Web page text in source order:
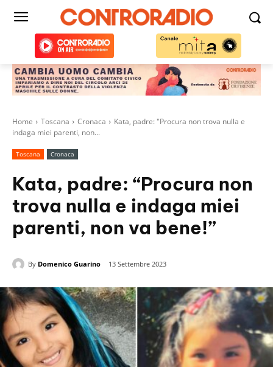
Home Toscana Cronaca
Kata, padre: "Procura non trova nulla e
indaga miei parenti, non...
Toscana Cronaca
Kata, padre: “Procura non
trova nulla e indaga miei
parenti, non va bene!”
By Domenico Guarino 13 Settembre 2023